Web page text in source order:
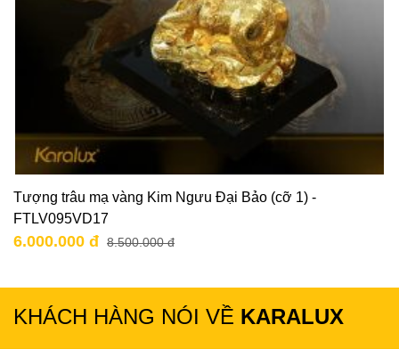
Tượng trâu mạ vàng Kim Ngưu Đại Bảo (cỡ 1) -
FTLV095VD17
6.000.000 đ 8.500.000 đ
KHÁCH HÀNG NÓI VỀ KARALUX